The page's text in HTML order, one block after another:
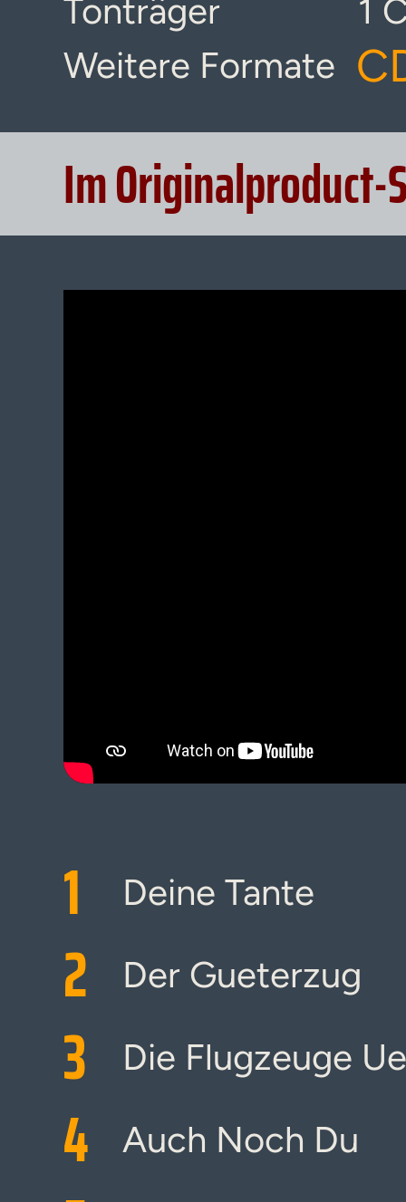
Tonträger
1
Weitere Formate
Im
1 Deine Tante
2 Der Gueterzug
3 Die Flugzeuge
4 Auch Noch Du